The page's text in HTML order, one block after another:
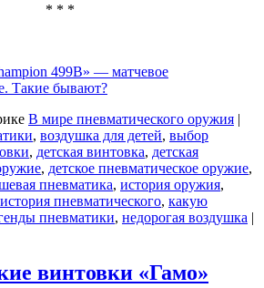
* * *
499B» — матчевое
Такие бывают?
В мире пневматического оружия |
, воздушка для детей, выбор
, детская винтовка, детская
, детское пневматическое оружие,
пневматика, история оружия,
история пневматического, какую
пневматики, недорогая воздушка |
винтовки «Гамо»